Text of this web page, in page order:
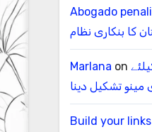
Abogado
کا بنکاری نظام
Marlana on
مینو تشکیل دینا
Build your links